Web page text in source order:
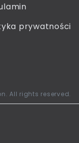
prywatności
All rights reserved.